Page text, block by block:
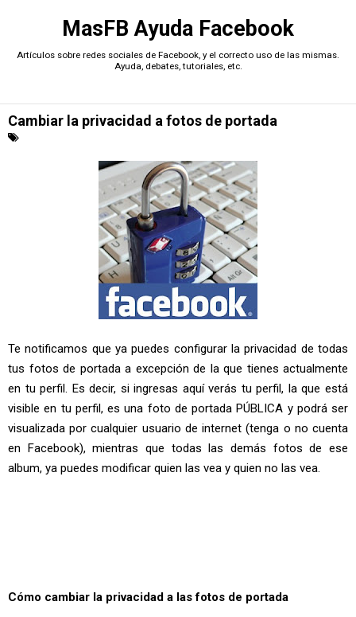
MasFB Ayuda Facebook
Artículos sobre redes sociales de Facebook, y el correcto uso de las mismas.
Ayuda, debates, tutoriales, etc.
Cambiar la privacidad a fotos de portada
Te notificamos que ya puedes configurar la privacidad de todas
tus fotos de portada a excepción de la que tienes actualmente
en tu perfil. Es decir, si ingresas aquí verás tu perfil, la que está
visible en tu perfil, es una foto de portada PÚBLICA y podrá ser
visualizada por cualquier usuario de internet (tenga o no cuenta
en Facebook), mientras que todas las demás fotos de ese
album, ya puedes modificar quien las vea y quien no las vea.
Cómo cambiar la privacidad a las fotos de portada